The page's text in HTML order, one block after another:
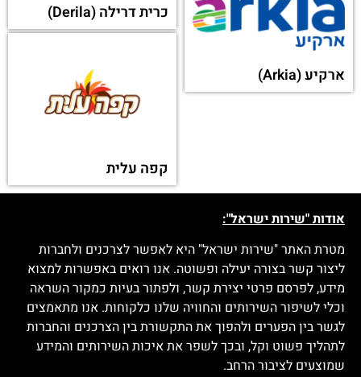
כרית דרילה (Derila)
ארקיע (Arkia)
קפה עלית
אודות "שירות ישראל":
מטרת האתר "שירות ישראל" היא לאפשר לצרכנים ולחברות
ליצור קשר בצורה יעילה ופשוטה. אנו רואים באפשרות למצוא
מידע, לפרסם פרטי יצירת קשר, ולפתור בעיות כמקור השראה
וכלי לשיפור השירותים והחוויה שלנו כלקוחות. אנו מתאמצים
לגשר בין הפערים ולהפוך את התקשורת בין הצרכנים והחברות
לתהליך פשוט וקל, ובכך לשפר את איכות השירותים והמידע
שמוצעים לציבור הרחב.